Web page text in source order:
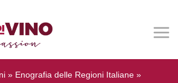
» Enografia delle Regioni Italiane »